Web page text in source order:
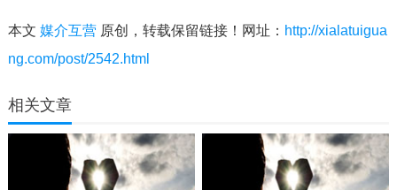
本文 媒介互营原创，转载保留链接！网址： http://xialatuigua
ng.com/post/2542.html
相关文章